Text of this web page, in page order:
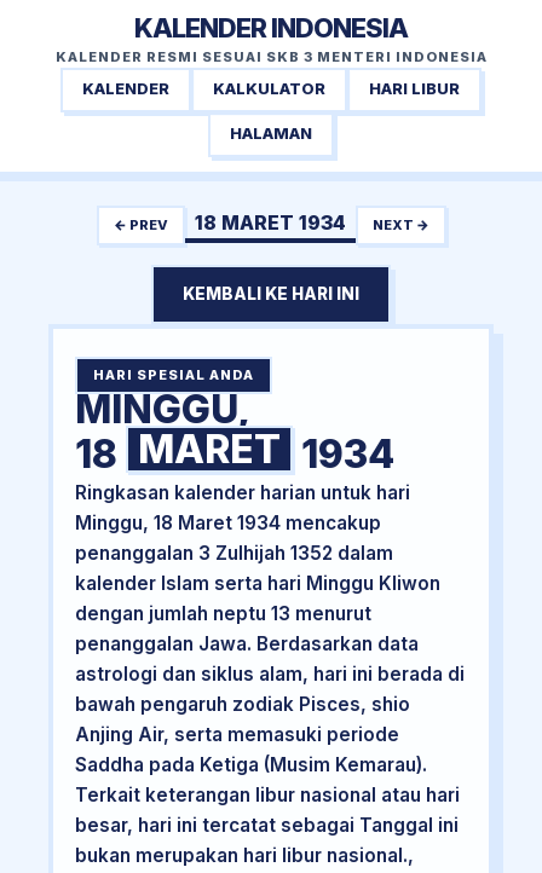
KALENDER INDONESIA
KALENDER RESMI SESUAI SKB 3 MENTERI INDONESIA
KALENDER KALKULATOR HARI LIBUR
HALAMAN
← PREV 18 MARET 1934 NEXT →
KEMBALI KE HARI INI
HARI SPESIAL ANDA
MINGGU,
18 MARET 1934
Ringkasan kalender harian untuk hari
Minggu, 18 Maret 1934 mencakup
penanggalan 3 Zulhijah 1352 dalam
kalender Islam serta hari Minggu Kliwon
dengan jumlah neptu 13 menurut
penanggalan Jawa. Berdasarkan data
astrologi dan siklus alam, hari ini berada di
bawah pengaruh zodiak Pisces, shio
Anjing Air, serta memasuki periode
Saddha pada Ketiga (Musim Kemarau).
Terkait keterangan libur nasional atau hari
besar, hari ini tercatat sebagai Tanggal ini
bukan merupakan hari libur nasional.,